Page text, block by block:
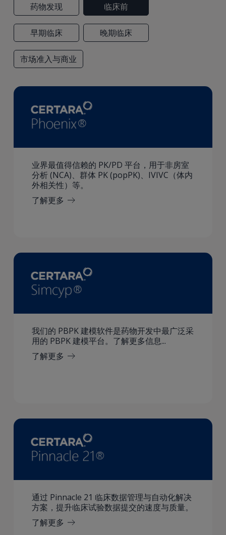
药物发现 临床前
早期临床 晚期临床
市场准入与商业
业界最值得信赖的 PK/PD 平台，用于非房室
分析 (NCA)、群体 PK (popPK)、IVIVC（体内
外相关性）等。
了解更多
我们的 PBPK 建模软件是药物开发中最广泛采
用的 PBPK 建模平台。了解更多信息...
了解更多
通过 Pinnacle 21 临床数据管理与自动化解决
方案，提升临床试验数据提交的速度与质量。
了解更多